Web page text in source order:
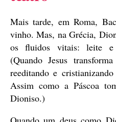
Mais tarde, em Roma,
vinho. Mas, na Grécia,
os fluidos vitais: leite e
(Quando Jesus
reeditando e
Assim como a Páscoa
Dioniso.)